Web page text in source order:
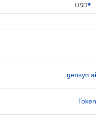
USD
gensyn.ai
Token